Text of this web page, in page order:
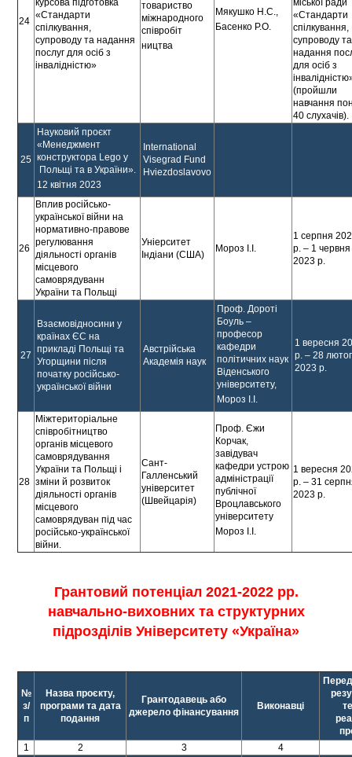
24
«Стандарти
спілкування,
супроводу та надання
послуг для осіб з
інвалідністю»
товариство
міжнародного
співробіт
ництва
Мякушко Н.С.,
Басенко Р.О.
«Стандарти
спілкування,
супроводу та
надання
для осіб з
(пройшли
навчання
40 слухачів).
25
Науковий проєкт
«Менеджмент
конструктора Lego у
Польщі та в України».
12 квітня 2023
Іnternational
Visegrad Fund
Hviezdoslavovo
26
Вплив російсько-
української війни на
нормативно-правове
регулювання
діяльності органів
місцевого
самоврядуванн
України та Польщі
Уніерситет
Індіани (США)
Мороз І.І.
1 серпня
р. – 1 червня
2023 р.
27
Взаємовідносини у
країнах ЄС на
прикладі Польщі та
Угорщини після
початку російсько-
української війни
Австрійська
Академія наук
Проф. Дороті
Боуль –
професор
кафедри
політичних наук
Віденського
університету,
Мороз І.І.
1 вересня
р. – 28
2023 р.
28
Міжтериторіальне
співробітництво
органів місцевого
самоврядування
України та Польщі і
зміни й розвиток
діяльності органів
місцевого
самоврядуван під час
російсько-української
війни.
Сант-
Галленський
університет
(Швейцарія)
Проф. Єжи
Корчак,
завідувач
кафедри устрою
адміністрації
публічної
Вроцлавського
університету
Мороз І.І.
1 вересня
р. – 31
2023 р.
Грантовий потенціал 2021-2022 рр.
навчально-виховних та структурних
підрозділів Університету «Україна»
№
з/
п
Назва проєкту,
програми та дата
подання
Грантодавець або
джерело фінансування
Виконавці
1
2 3 4